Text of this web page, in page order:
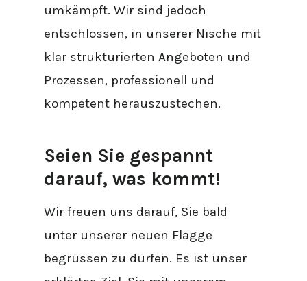
umkämpft. Wir sind jedoch
entschlossen, in unserer Nische mit
klar strukturierten Angeboten und
Prozessen, professionell und
kompetent herauszustechen.
Seien Sie gespannt
darauf, was kommt!
Wir freuen uns darauf, Sie bald
unter unserer neuen Flagge
begrüssen zu dürfen. Es ist unser